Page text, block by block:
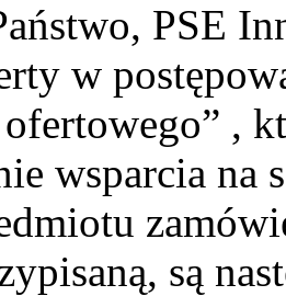
PSE
w
,
wsparcia
są